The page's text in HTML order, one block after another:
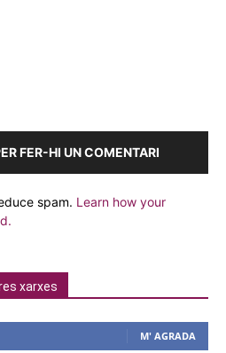
FER-HI UN COMENTARI
spam. Learn how your
xarxes
M' AGRADA